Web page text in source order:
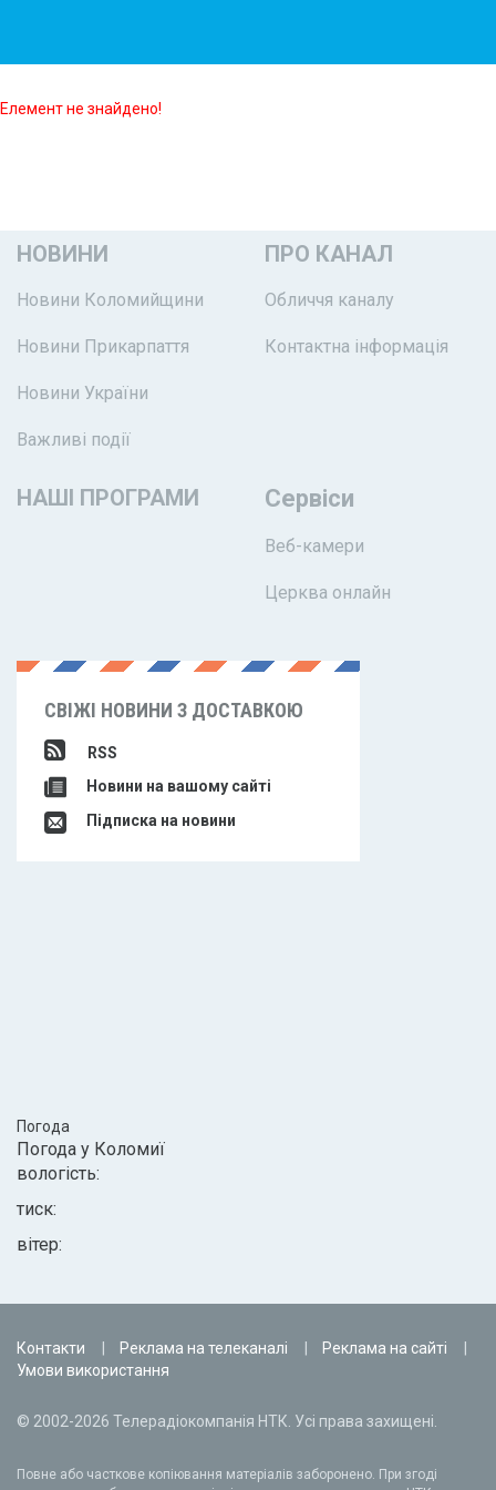
Елемент не знайдено!
НОВИНИ
Новини Коломийщини
Новини Прикарпаття
Новини України
Важливі події
ПРО КАНАЛ
Обличчя каналу
Контактна інформація
НАШІ ПРОГРАМИ Сервіси
Веб-камери
Церква онлайн
СВІЖІ НОВИНИ З ДОСТАВКОЮ
RSS
Новини на вашому сайті
Підписка на новини
Погода
Погода у Коломиї
вологість:
тиск:
вітер:
Контакти Реклама на телеканалі
Реклама на сайті
Умови використання
© 2002-2026 Телерадіокомпанія НТК. Усі права захищені.
Повне або часткове копіювання матеріалів заборонено. При згоді